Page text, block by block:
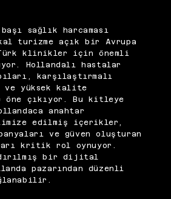
sağlık harcaması
turizme açık bir Avrupa
klinikler için önemli
Hollandalı hastalar
karşılaştırmalı
ve yüksek kalite
çıkıyor. Bu kitleye
anahtar
edilmiş içerikler,
ve güven oluşturan
kritik rol oynuyor.
bir dijital
pazarından düzenli